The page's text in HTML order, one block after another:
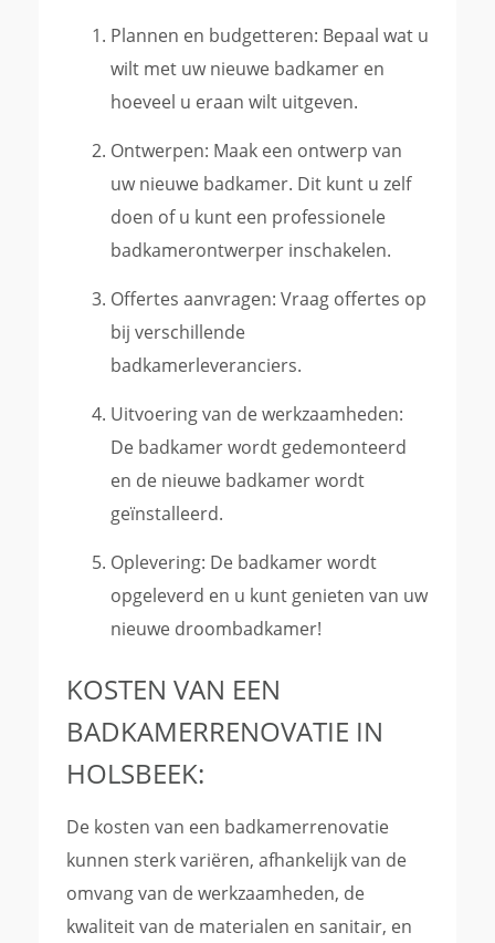
Plannen en budgetteren: Bepaal wat u
wilt met uw nieuwe badkamer en
hoeveel u eraan wilt uitgeven.
Ontwerpen: Maak een ontwerp van
uw nieuwe badkamer. Dit kunt u zelf
doen of u kunt een professionele
badkamerontwerper inschakelen.
Offertes aanvragen: Vraag offertes op
bij verschillende
badkamerleveranciers.
Uitvoering van de werkzaamheden:
De badkamer wordt gedemonteerd
en de nieuwe badkamer wordt
geïnstalleerd.
Oplevering: De badkamer wordt
opgeleverd en u kunt genieten van uw
nieuwe droombadkamer!
KOSTEN VAN EEN
BADKAMERRENOVATIE IN
HOLSBEEK:
De kosten van een badkamerrenovatie
kunnen sterk variëren, afhankelijk van de
omvang van de werkzaamheden, de
kwaliteit van de materialen en sanitair, en